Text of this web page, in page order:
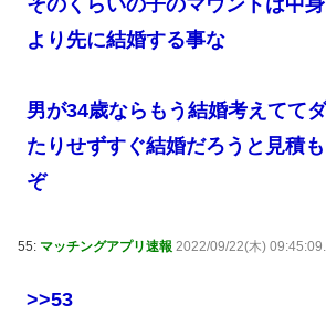
より先に結婚する事な
男が34歳ならもう結婚考えてて
たりせずすぐ結婚だろうと見積
ぞ
55: マッチングアプリ速報 2022/09/22(木)
>>53